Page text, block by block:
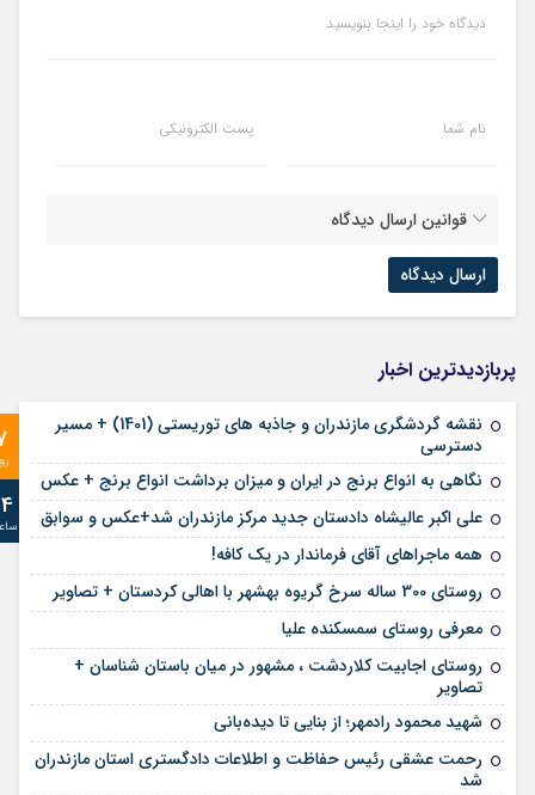
دیدگاه خود را اینجا بنویسید
نام شما پست الکترونیکی
قوانین ارسال دیدگاه
پربازدیدترین اخبار
نقشه گردشگری مازندران و جاذبه های توریستی (1401) + مسیر
دسترسی
نگاهی به انواع برنج در ایران و میزان برداشت انواع برنج + عکس
علی‌ اکبر عالیشاه دادستان جدید مرکز مازندران شد+عکس و سوابق
همه ماجراهای آقای فرماندار در یک کافه!
روستای 300 ساله سرخ ‌گریوه بهشهر با اهالی کردستان + تصاویر
معرفی روستای سمسکنده علیا
روستای اجابیت کلاردشت ، مشهور در میان باستان شناسان +
تصاویر
شهید محمود رادمهر؛ از بنایی تا دیده‌بانی
رحمت عشقی رئیس حفاظت و اطلاعات دادگستری استان مازندران
شد